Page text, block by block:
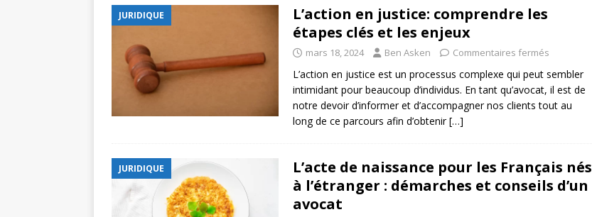
JURIDIQUE
L’action en justice: comprendre les
étapes clés et les enjeux
mars 18, 2024 Ben Asken Commentaires fermés
L’action en justice est un processus complexe qui peut sembler
intimidant pour beaucoup d’individus. En tant qu’avocat, il est de
notre devoir d’informer et d’accompagner nos clients tout au
long de ce parcours afin d’obtenir[…]
JURIDIQUE
L’acte de naissance pour les Français nés
à l’étranger : démarches et conseils d’un
avocat